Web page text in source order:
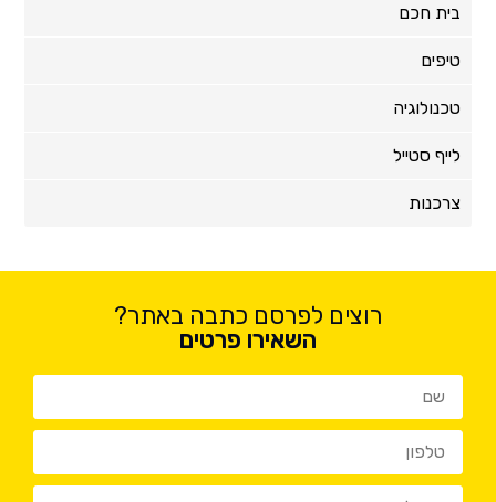
בית חכם
טיפים
טכנולוגיה
לייף סטייל
צרכנות
רוצים לפרסם כתבה באתר?
השאירו פרטים